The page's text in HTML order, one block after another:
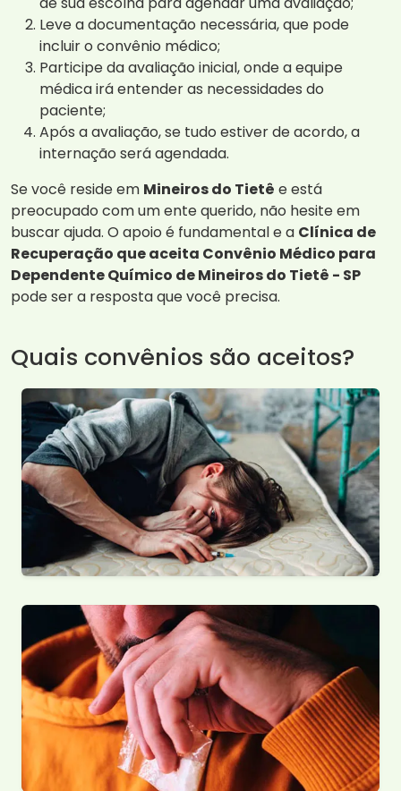
Leve a documentação necessária, que pode
incluir o convênio médico;
Participe da avaliação inicial, onde a equipe
médica irá entender as necessidades do
paciente;
Após a avaliação, se tudo estiver de acordo, a
internação será agendada.
Se você reside em Mineiros do Tietê e está
preocupado com um ente querido, não hesite em
buscar ajuda. O apoio é fundamental e a Clínica de
Recuperação que aceita Convênio Médico para
Dependente Químico de Mineiros do Tietê - SP
pode ser a resposta que você precisa.
Quais convênios são aceitos?